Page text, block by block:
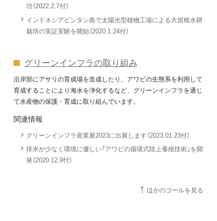
功（2022.2.7付）
インドネシアビンタン島で太陽光型植物工場による大規模水耕
栽培の実証実験を開始（2020.1.24付）
グリーンインフラの取り組み
沿岸部にアサリの育成場を造成したり、アワビの生態系を利用して
育成することにより海水を浄化するなど、グリーンインフラを通じ
て水産物の保護・育成に取り組んでいます。
関連情報
グリーンインフラ産業展2023に出展します（2023.01.23付）
排水が少なく環境に優しい「アワビの循環式陸上養殖技術」を開
発（2020.12.9付）
ほかのゴールを見る